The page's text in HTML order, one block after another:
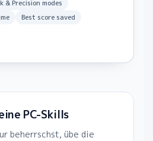
& Precision modes
Best score saved
PC-Skills
beherrschst, übe die